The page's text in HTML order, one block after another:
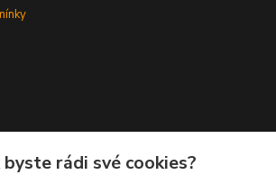
byste rádi své cookies?